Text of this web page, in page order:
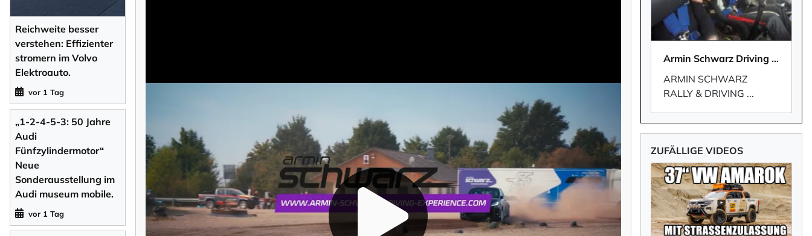
Reichweite besser
verstehen: Effizienter
stromern im Volvo
Elektroauto.
vor 1 Tag
„1-2-4-5-3: 50 Jahre
Audi
Fünfzylindermotor“
Neue
Sonderausstellung im
Audi museum mobile.
vor 1 Tag
Armin Schwarz Driving Experience
ARMIN SCHWARZ
RALLY & DRIVING ...
ZUFÄLLIGE VIDEOS